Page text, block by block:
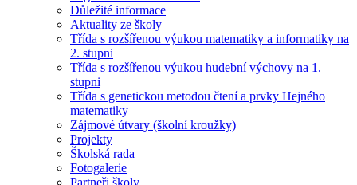
Důležité informace
Aktuality ze školy
Třída s rozšířenou výukou matematiky a informatiky na
2. stupni
Třída s rozšířenou výukou hudební výchovy na 1.
stupni
Třída s genetickou metodou čtení a prvky Hejného
matematiky
Zájmové útvary (školní kroužky)
Projekty
Školská rada
Fotogalerie
Partneři školy